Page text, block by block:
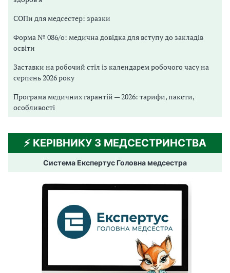
СОПи для медсестер: зразки
Форма № 086/о: медична довідка для вступу до закладів
освіти
Заставки на робочий стіл із календарем робочого часу на
серпень 2026 року
Програма медичних гарантій — 2026: тарифи, пакети,
особливості
⚡️ КЕРІВНИКУ З МЕДСЕСТРИНСТВА
Система Експертус Головна медсестра